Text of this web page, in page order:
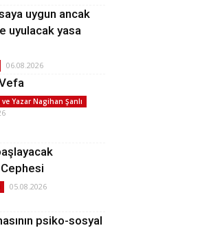
uygun ancak
uyulacak yasa
06.08.2026
Yazar Nagihan Şanlı
05.08.2026
psiko-sosyal